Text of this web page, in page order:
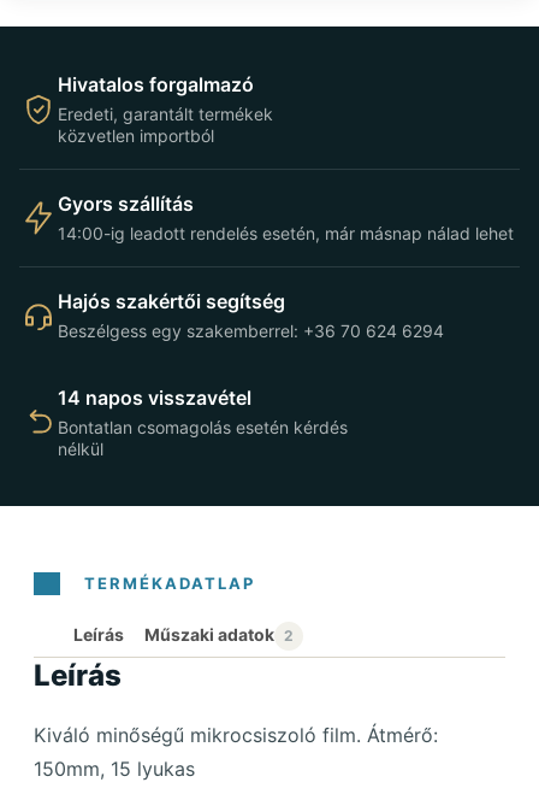
Hivatalos forgalmazó
Eredeti, garantált termékek
közvetlen importból
Gyors szállítás
14:00-ig leadott rendelés esetén, már másnap nálad lehet
Hajós szakértői segítség
Beszélgess egy szakemberrel: +36 70 624 6294
14 napos visszavétel
Bontatlan csomagolás esetén kérdés
nélkül
Leírás
Leírás
Kiváló minőségű mikrocsiszoló film. Átmérő:
150mm, 15 lyukas